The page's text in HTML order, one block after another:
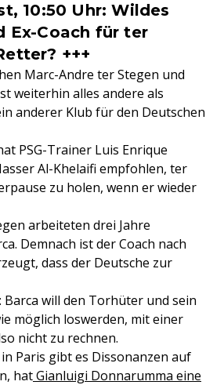
10:50 Uhr: Wildes
Ex-Coach für ter
+++
Marc-Andre ter Stegen und
weiterhin alles andere als
anderer Klub für den Deutschen
PSG-Trainer Luis Enrique
Al-Khelaifi empfohlen, ter
zu holen, wenn er wieder
arbeiteten drei Jahre
Demnach ist der Coach nach
dass der Deutsche zur
Barca will den Torhüter und sein
möglich loswerden, mit einer
nicht zu rechnen.
Paris gibt es Dissonanzen auf
hatGianluigi Donnarumma eine